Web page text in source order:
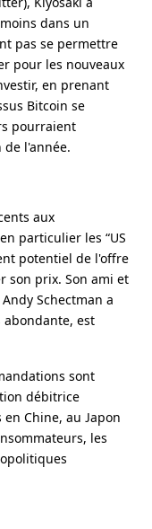
dans un
pas se permettre
pour les nouveaux
en prenant
Bitcoin se
pourraient
l'année.
aux
particulier les “US
potentiel de l'offre
son prix. Son ami et
Schectman a
est
sont
débitrice
Chine, au Japon
les